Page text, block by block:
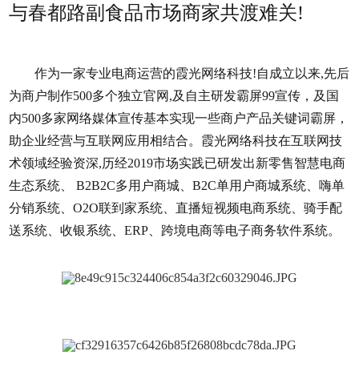
与春都路副食品市场商家共渡难关!
作为一家专业电商运营的霞光网络科技!自成立以来,先后
为商户制作500多个独立官网,及自主研发霸屏99宣传，及国
内500多家网络媒体宣传基本实现一些商户产品关键词霸屏，
助企业经营与互联网应用相结合。霞光网络科技在互联网技
术领域经验资深,历经2019市场实践已研发出新零售智慧电商
生态系统、 B2B2C多用户商城、B2C单用户商城系统、嗨单
分销系统、O2O联到家系统、直播短视频电商系统、骑手配
送系统、收银系统、ERP、跨境电商等电子商务软件系统。